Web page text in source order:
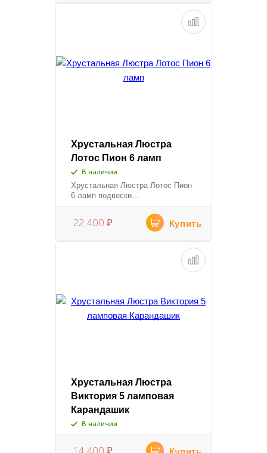
Хрустальная Люстра
Лотос Пион 6 ламп
В наличии
Хрустальная Люстра Лотос Пион
6 ламп подвески...
22 400 ₽ Купить
Хрустальная Люстра
Виктория 5 ламповая
Карандашик
В наличии
14 400